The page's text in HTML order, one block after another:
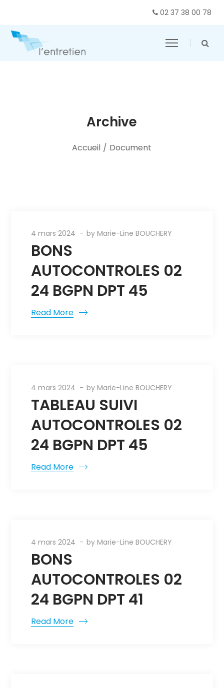
02 37 38 00 78
Archive
Accueil / Document
4 mars 2024 byMarie-Line BOUCHERY
BONS
AUTOCONTROLES 02
24 BGPN DPT 45
Read More
4 mars 2024 byMarie-Line BOUCHERY
TABLEAU SUIVI
AUTOCONTROLES 02
24 BGPN DPT 45
Read More
4 mars 2024 byMarie-Line BOUCHERY
BONS
AUTOCONTROLES 02
24 BGPN DPT 41
Read More